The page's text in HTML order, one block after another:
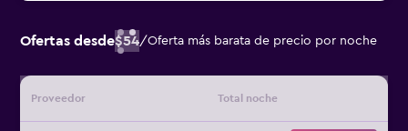
Ofertas desde$54/Oferta más barata de precio por noche
Proveedor Total noche